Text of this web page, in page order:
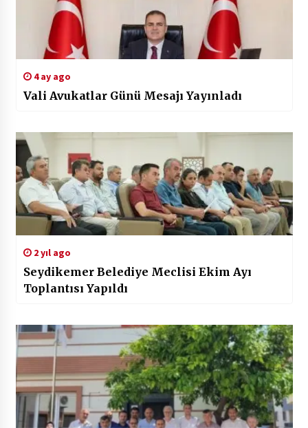
4 ay ago
Vali Avukatlar Günü Mesajı Yayınladı
2 yıl ago
Seydikemer Belediye Meclisi Ekim Ayı
Toplantısı Yapıldı